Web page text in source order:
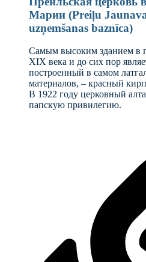
Марии (Preiļu
uzņemšanas baznīca)
Самым высоким зданием в
XIX века и до сих пор
построенный в самом
материалов, – красный
В 1922 году церковный
папскую привилегию.